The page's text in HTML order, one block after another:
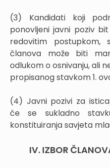
(3) Kandidati koji
ponovljeni javni poziv
redovitim
članova može biti
odlukom o osnivanju, ali
propisanog stavkom 1.
(4) Javni pozivi za
će se sukladno
konstituiranja savjeta
IV. IZBOR